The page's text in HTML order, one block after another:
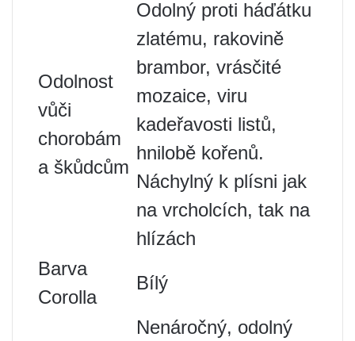
Odolnost
vůči
chorobám
a škůdcům
Odolný proti háďátku
zlatému, rakovině
brambor, vrásčité
mozaice, viru
kadeřavosti listů,
hnilobě kořenů.
Náchylný k plísni jak
na vrcholcích, tak na
hlízách
Barva
Corolla
Bílý
Nenáročný, odolný